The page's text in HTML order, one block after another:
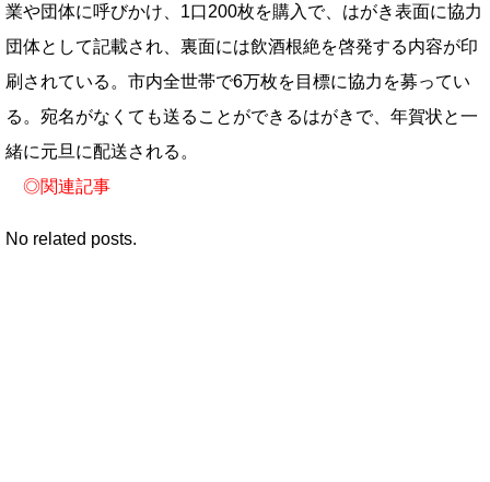
業や団体に呼びかけ、1口200枚を購入で、はがき表面に協力
団体として記載され、裏面には飲酒根絶を啓発する内容が印
刷されている。市内全世帯で6万枚を目標に協力を募ってい
る。宛名がなくても送ることができるはがきで、年賀状と一
緒に元旦に配送される。
◎関連記事
No related posts.